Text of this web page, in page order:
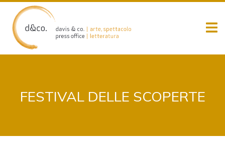
content
FESTIVAL DELLE SCOPERTE